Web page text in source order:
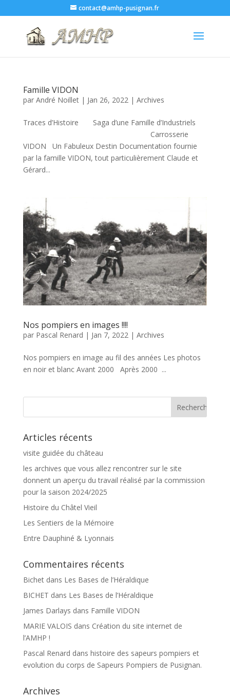
contact@amhp-pusignan.fr
Famille VIDON
par André Noillet| Jan 26, 2022| Archives
Traces d’Histoire Saga d’une Famille d’Industriels
Carrosserie
VIDON Un Fabuleux Destin Documentation fournie
par la famille VIDON, tout particulièrement Claude et
Gérard...
Nos pompiers en images !!!!
par Pascal Renard | Jan 7, 2022| Archives
Nos pompiers en image au fil des années Les photos
en noir et blanc Avant 2000 Après 2000 ...
Articles récents
visite guidée du château
les archives que vous allez rencontrer sur le site
donnent un aperçu du travail réalisé par la commission
pour la saison 2024/2025
Histoire du Châtel Vieil
Les Sentiers de la Mémoire
Entre Dauphiné & Lyonnais
Commentaires récents
Bichetdans Les Bases de l’Héraldique
BICHET dans Les Bases de l’Héraldique
James Darlays dans Famille VIDON
MARIE VALOIS dans Création du site internet de
l’AMHP !
Pascal Renard dans histoire des sapeurs pompiers et
evolution du corps de Sapeurs Pompiers de Pusignan.
Archives